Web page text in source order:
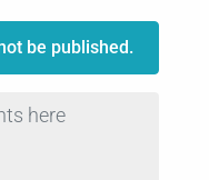
be published.